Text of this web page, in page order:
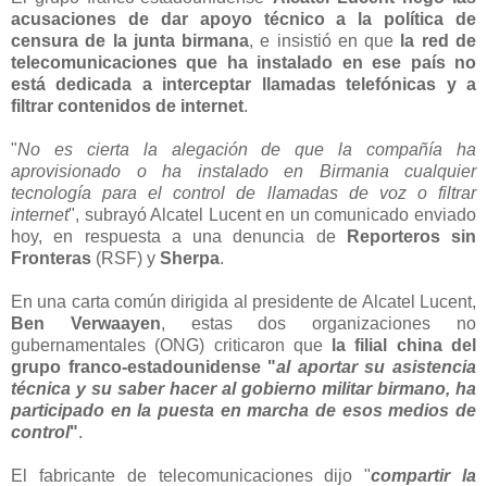
acusaciones de dar apoyo técnico a la política de
censura de la junta birmana, e insistió en que la red de
telecomunicaciones que ha instalado en ese país no
está dedicada a interceptar llamadas telefónicas y a
filtrar contenidos de internet.
"No es cierta la alegación de que la compañía ha
aprovisionado o ha instalado en Birmania cualquier
tecnología para el control de llamadas de voz o filtrar
internet", subrayó Alcatel Lucent en un comunicado enviado
hoy, en respuesta a una denuncia de
Reporteros sin
Fronteras (RSF) y Sherpa.
En una carta común dirigida al presidente de Alcatel Lucent,
Ben Verwaayen, estas dos organizaciones no
gubernamentales (ONG) criticaron que
la filial china del
grupo franco-estadounidense "al aportar su asistencia
técnica y su saber hacer al gobierno militar birmano, ha
participado en la puesta en marcha de esos medios de
control".
El fabricante de telecomunicaciones dijo "compartir la